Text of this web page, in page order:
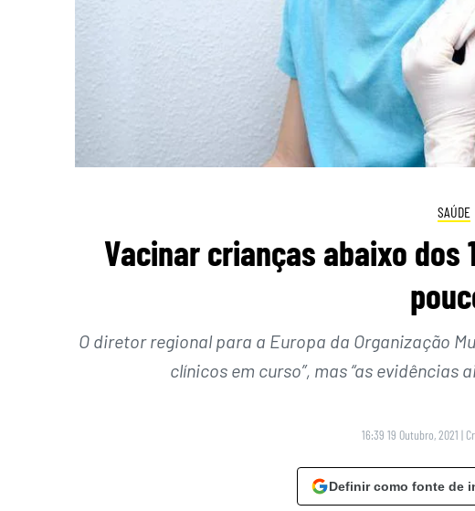
SAÚDE
Vacinar crianças abaixo dos
O diretor regional para a Europa da Organização
clínicos em curso”, mas “as evidências
16:39 19 Outubro, 2021 |
Definir como fonte de